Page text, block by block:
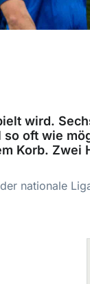
wird.
oft wie
Korb. Zwei
nationale